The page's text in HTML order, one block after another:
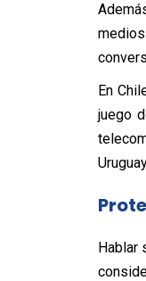
En
juego
Hablar